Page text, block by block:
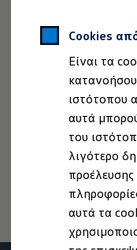
Cookies
Είναι τα
ιστότοπου
αυτά
του
λιγότερο
αυτά τα
Διαθέσιμα
Χρηματοδότηση
Volkswagen
Καινοτόμες
Ιδιοκτήτες και
Service και
Τροχοί
Οδική
Γνήσια
Νομική Σημείωση
Πολιτική cookies
Πληροφορίες
Volkswagen AG
Δήλωση
Πληροφορίες για την
Ανάκληση Ψηφιακών